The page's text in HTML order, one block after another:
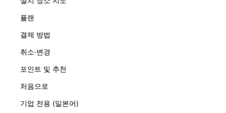
플랜
결제 방법
취소·변경
포인트 및 추천
처음으로
기업 전용 (일본어)